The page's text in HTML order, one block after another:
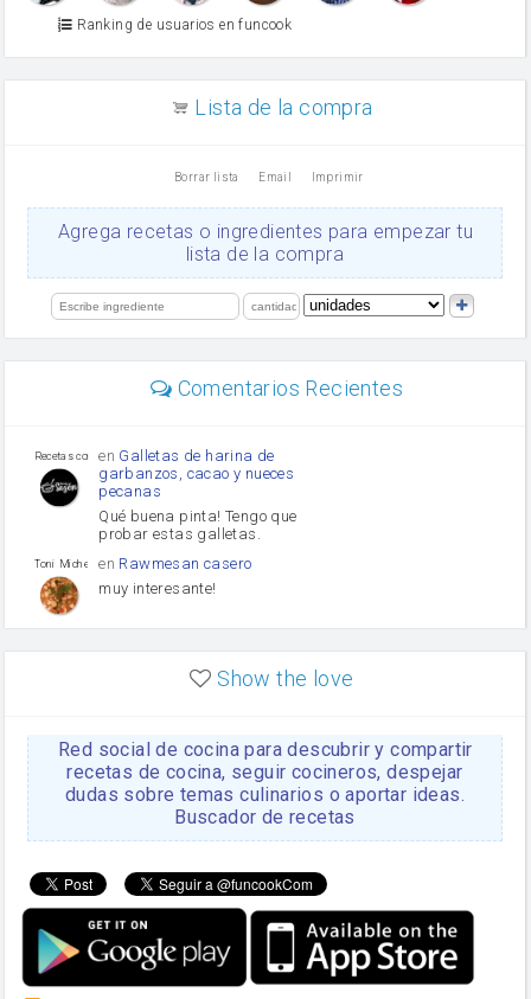
Azúcar moreno
Zumo de limón
arroz
Ajos
orégano
limón
Ranking de usuarios en funcook
Lista de la compra
Borrar lista Email Imprimir
Agrega recetas o ingredientes para empezar tu
lista de la compra
Comentarios Recientes
Recetas con sazon
en Galletas de harina de
garbanzos, cacao y nueces
pecanas
Qué buena pinta! Tengo que
probar estas galletas.
Toni Michel Caubet
en Rawmesan casero
muy interesante!
enLasaña casera fácil y
HOJALDROSA TV
enGachas de la abuela
Rosa
https://youtu.be/Mz69gcVO3sI
Rosa enReceta Del Bizcocho
Disculpa. En la foto aparece
el bizcocho de xoco y en el
apartado de los ingredientes
te has olvidado de poner la
cantidad q se debería de
poner. Gracias. Rosa
Show the love
Red social de cocina para descubrir y compartir
recetas de cocina, seguir cocineros, despejar
dudas sobre temas culinarios o aportar ideas.
Buscador de recetas